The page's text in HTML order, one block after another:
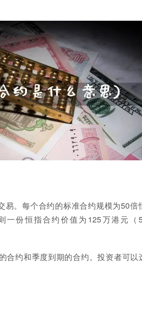
。每个合约的标准合约规模为50倍
一份恒指合约价值为125万港元（
合约和季度到期的合约。投资者可以